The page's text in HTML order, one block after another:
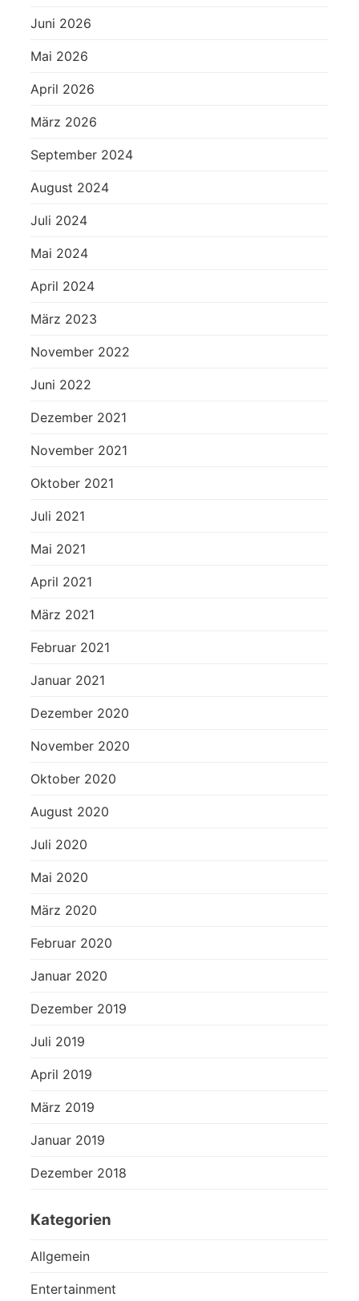
Juni 2026
Mai 2026
April 2026
März 2026
September 2024
August 2024
Juli 2024
Mai 2024
April 2024
März 2023
November 2022
Juni 2022
Dezember 2021
November 2021
Oktober 2021
Juli 2021
Mai 2021
April 2021
März 2021
Februar 2021
Januar 2021
Dezember 2020
November 2020
Oktober 2020
August 2020
Juli 2020
Mai 2020
März 2020
Februar 2020
Januar 2020
Dezember 2019
Juli 2019
April 2019
März 2019
Januar 2019
Dezember 2018
Kategorien
Allgemein
Entertainment